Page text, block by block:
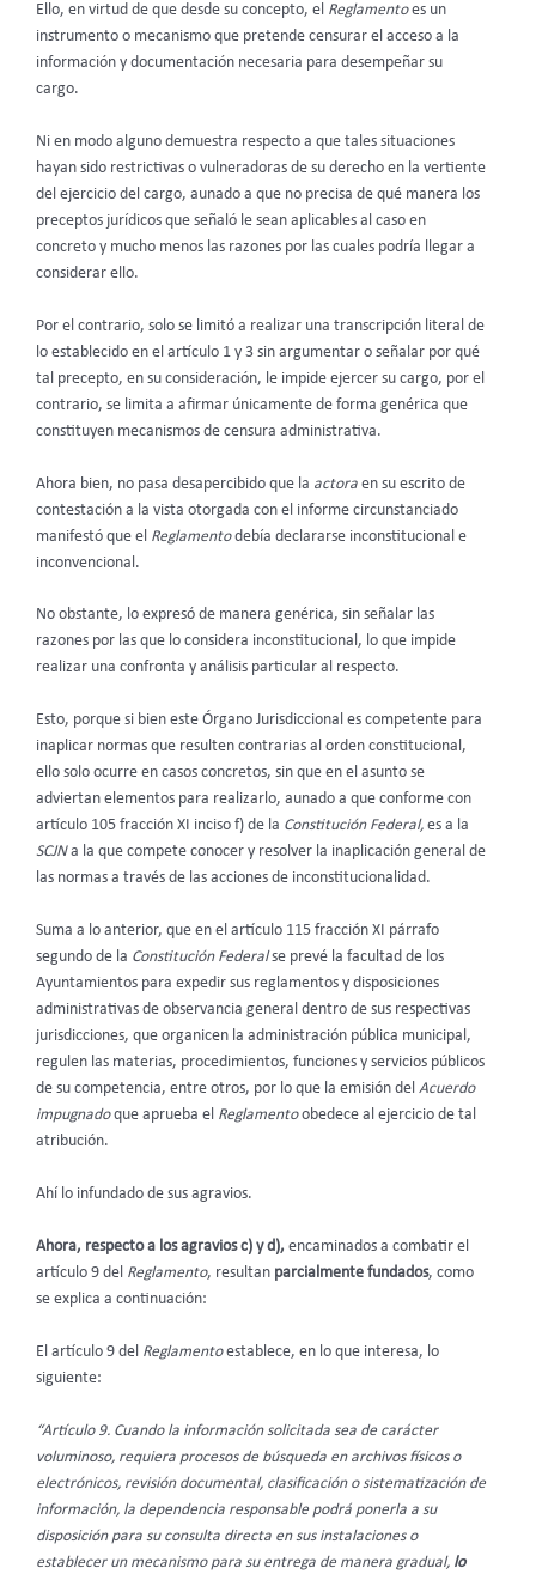
Ello, en virtud de que desde su concepto, el Reglamentoes un
instrumento o mecanismo que pretende censurar el acceso a la
información y documentación necesaria para desempeñar su
cargo.
Ni en modo alguno demuestra respecto a que tales situaciones
hayan sido restrictivas o vulneradoras de su derecho en la vertiente
del ejercicio del cargo, aunado a que no precisa de qué manera los
preceptos jurídicos que señaló le sean aplicables al caso en
concreto y mucho menos las razones por las cuales podría llegar a
considerar ello.
Por el contrario, solo se limitó a realizar una transcripción literal de
lo establecido en el artículo 1 y 3 sin argumentar o señalar por qué
tal precepto, en su consideración, le impide ejercer su cargo, por el
contrario, se limita a afirmar únicamente de forma genérica que
constituyen mecanismos de censura administrativa.
Ahora bien, no pasa desapercibido que la actora en su escrito de
contestación a la vista otorgada con el informe circunstanciado
manifestó que el Reglamentodebía declararse inconstitucional e
inconvencional.
No obstante, lo expresó de manera genérica, sin señalar las
razones por las que lo considera inconstitucional, lo que impide
realizar una confronta y análisis particular al respecto.
Esto, porque si bien este Órgano Jurisdiccional es competente para
inaplicar normas que resulten contrarias al orden constitucional,
ello solo ocurre en casos concretos, sin que en el asunto se
adviertan elementos para realizarlo, aunado a que conforme con
artículo 105 fracción XI inciso f) de la Constitución Federal, es a la
SCJNa la que compete conocer y resolver la inaplicación general de
las normas a través de las acciones de inconstitucionalidad.
Suma a lo anterior, que en el artículo 115 fracción XI párrafo
segundo de la Constitución Federalse prevé la facultad de los
Ayuntamientos para expedir sus reglamentos y disposiciones
administrativas de observancia general dentro de sus respectivas
jurisdicciones, que organicen la administración pública municipal,
regulen las materias, procedimientos, funciones y servicios públicos
de su competencia, entre otros, por lo que la emisión del Acuerdo
impugnadoque aprueba el Reglamentoobedece al ejercicio de tal
atribución.
Ahí lo infundado de sus agravios.
Ahora, respecto a los agravios c) y d), encaminados a combatir el
artículo 9 del Reglamento, resultan parcialmente fundados, como
se explica a continuación:
El artículo 9 del Reglamentoestablece, en lo que interesa, lo
siguiente:
“Artículo 9. Cuando la información solicitada sea de carácter
voluminoso, requiera procesos de búsqueda en archivos físicos o
electrónicos, revisión documental, clasificación o sistematización de
información, la dependencia responsable podrá ponerla a su
disposición para su consulta directa en sus instalaciones o
establecer un mecanismo para su entrega de manera gradual, lo